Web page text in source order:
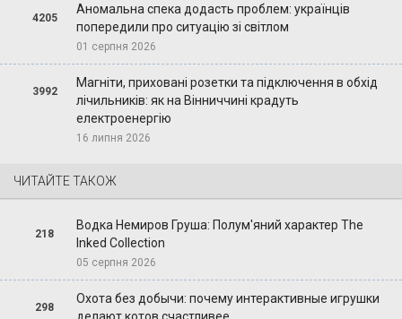
4205
Аномальна спека додасть проблем: українців
попередили про ситуацію зі світлом
01 серпня 2026
3992
Магніти, приховані розетки та підключення в обхід
лічильників: як на Вінниччині крадуть
електроенергію
16 липня 2026
ЧИТАЙТЕ ТАКОЖ
218
Водка Немиров Груша: Полум'яний характер The
Inked Collection
05 серпня 2026
298
Охота без добычи: почему интерактивные игрушки
делают котов счастливее